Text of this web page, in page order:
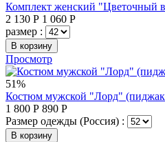
Комплект женский "Цветочный
2 130 Р 1 060 Р
размер :
В корзину
Просмотр
51%
Костюм мужской "Лорд"
1 800 Р 890 Р
Размер одежды (Россия) :
В корзину